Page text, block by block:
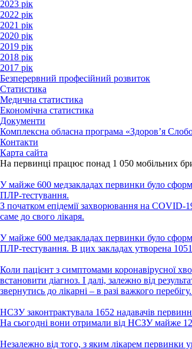
2023 рік
2022 рік
2021 рік
2020 рік
2019 рік
2018 рік
2017 рік
Безперервний професійний розвиток
Статистика
Медична статистика
Економічна статистика
Документи
Комплексна обласна програма «Здоров’я
Контакти
Карта сайта
На первинці працює понад 1 050 мобільних
У майже 600 медзакладах первинки було
ПЛР-тестування.
З початком епідемії захворювання на COVID-
саме до свого лікаря.
У майже 600 медзакладах первинки було
ПЛР-тестування. В цих закладах утворена
Коли пацієнт з симптомами коронавірусної
встановити діагноз. І далі, залежно від
звернутись до лікарні – в разі важкого перебігу.
НСЗУ законтрактувала 1652 надавачів
На сьогодні вони отримали від НСЗУ майже 12
Незалежно від того, з яким лікарем